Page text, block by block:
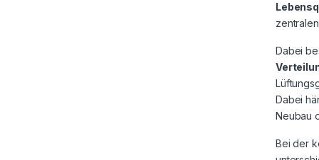
Dabei
Dabei
Neubau
Bei der